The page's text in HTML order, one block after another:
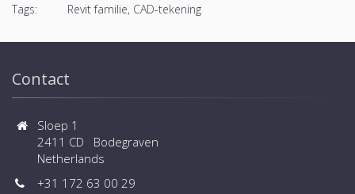
Tags: Revit familie, CAD-tekening
Contact
Sloep 1
2411 CD Bodegraven
Netherlands
+31 172 63 00 29